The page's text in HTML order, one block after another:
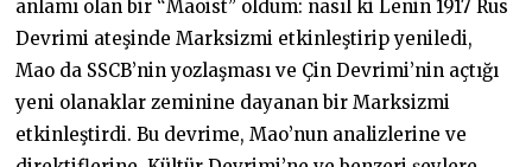
anlamı olan bir “Maoist” oldum: nasıl ki Lenin 1917 Rus
Devrimi ateşinde Marksizmi etkinleştirip yeniledi,
Mao da SSCB’nin yozlaşması ve Çin Devrimi’nin açtığı
yeni olanaklar zeminine dayanan bir Marksizmi
etkinleştirdi. Bu devrime, Mao’nun analizlerine ve